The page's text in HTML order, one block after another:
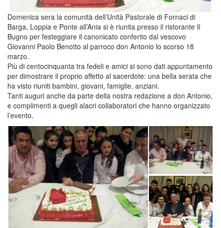
Domenica sera la comunità dell’Unità Pastorale di Fornaci di
Barga, Loppia e Ponte all’Ania si è riunita presso il ristorante Il
Bugno per festeggiare il canonicato conferito dal vescovo
Giovanni Paolo Benotto al parroco don Antonio lo scorso 18
marzo.
Più di centocinquanta tra fedeli e amici si sono dati appuntamento
per dimostrare il proprio affetto al sacerdote: una bella serata che
ha visto riuniti bambini, giovani, famiglie, anziani.
Tanti auguri anche da parte della nostra redazione a don Antonio,
e complimenti a quegli alacri collaboratori che hanno organizzato
l’evento.